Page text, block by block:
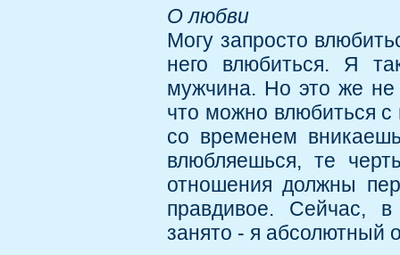
О любви
Могу запросто
него влюбиться. Я
мужчина. Но это же
что можно влюбиться с
со временем
влюбляешься, те
отношения должны
правдивое. Сейчас,
занято - я абсолютный